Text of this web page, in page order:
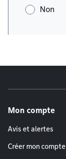
Non
Mon compte
Avis et alertes
Créer mon compte